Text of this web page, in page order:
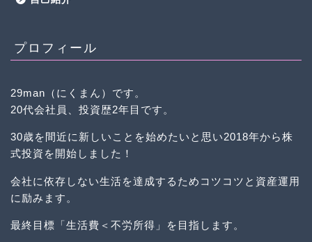
プロフィール
29man（にくまん）です。
20代会社員、投資歴2年目です。
30歳を間近に新しいことを始めたいと思い2018年から株
式投資を開始しました！
会社に依存しない生活を達成するためコツコツと資産運用
に励みます。
最終目標「生活費＜不労所得」を目指します。